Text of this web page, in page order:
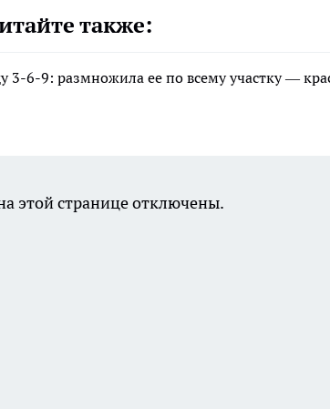
также:
6-9: размножила ее по всему участку —
этой странице отключены.